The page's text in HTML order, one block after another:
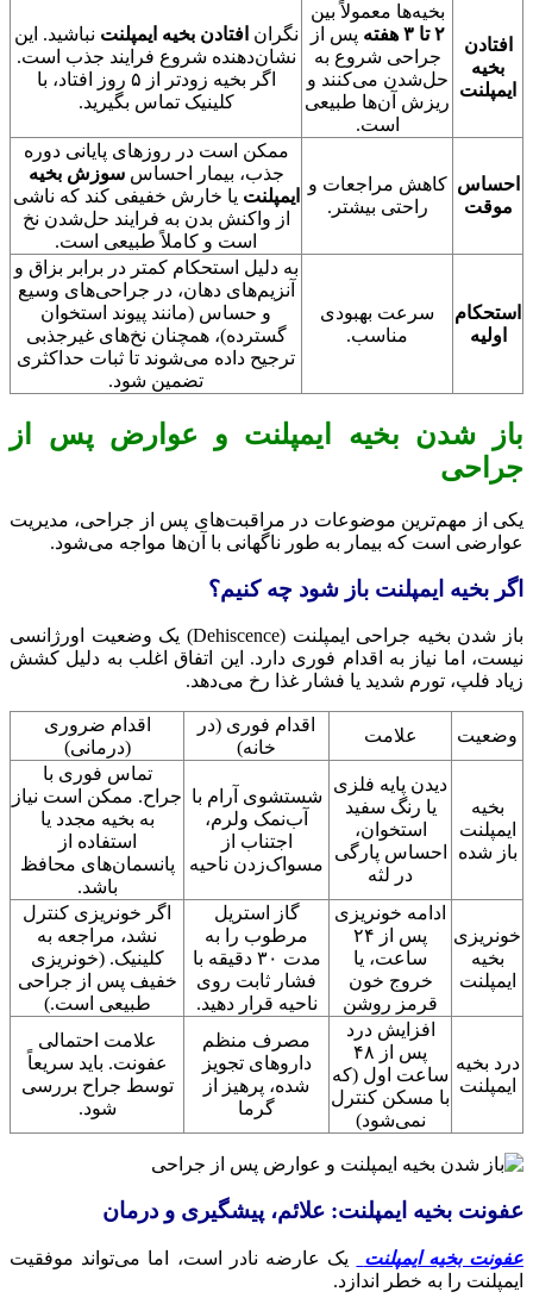
افتادن
بخیه
ایمپلنت
بخیه‌ها معمولاً بین
۲ تا ۳ هفته
پس از
جراحی شروع به
حل‌شدن می‌کنند و
ریزش آن‌ها طبیعی
است.
نگران افتادن بخیه ایمپلنت نباشید. این
نشان‌دهنده شروع فرایند جذب است.
اگر بخیه زودتر از ۵ روز افتاد، با
کلینیک تماس بگیرید.
احساس
موقت
کاهش مراجعات و
راحتی بیشتر.
ممکن است در روزهای پایانی دوره
جذب، بیمار احساسسوزش بخیه
ایمپلنت یا خارش خفیفی کند که ناشی
از واکنش بدن به فرایند حل‌شدن نخ
است و کاملاً طبیعی است.
استحکام
اولیه
سرعت بهبودی
مناسب.
به دلیل استحکام کمتر در برابر بزاق و
آنزیم‌های دهان، در جراحی‌های وسیع
و حساس (مانند پیوند استخوان
گسترده)، همچنان نخ‌های غیرجذبی
ترجیح داده می‌شوند تا ثبات حداکثری
تضمین شود.
باز شدن بخیه ایمپلنت و عوارض پس از
جراحی
یکی از مهم‌ترین موضوعات در مراقبت‌های پس از جراحی، مدیریت
عوارضی است که بیمار به طور ناگهانی با آن‌ها مواجه می‌شود.
اگر بخیه ایمپلنت باز شود چه کنیم؟
باز شدن بخیه جراحی ایمپلنت (Dehiscence) یک وضعیت اورژانسی
نیست، اما نیاز به اقدام فوری دارد. این اتفاق اغلب به دلیل کشش
زیاد فلپ، تورم شدید یا فشار غذا رخ می‌دهد.
وضعیت علامت
اقدام فوری (در
خانه)
اقدام ضروری
(درمانی)
بخیه
ایمپلنت
باز شده
دیدن پایه فلزی
یا رنگ سفید
استخوان،
احساس پارگی
در لثه
شستشوی آرام با
آب‌نمک ولرم،
اجتناب از
مسواک‌زدن ناحیه
تماس فوری با
جراح. ممکن است نیاز
به بخیه مجدد یا
استفاده از
پانسمان‌های محافظ
باشد.
خونریزی
بخیه
ایمپلنت
ادامه خونریزی
پس از ۲۴
ساعت، یا
خروج خون
قرمز روشن
گاز استریل
مرطوب را به
مدت ۳۰ دقیقه با
فشار ثابت روی
ناحیه قرار دهید.
اگر خونریزی کنترل
نشد، مراجعه به
کلینیک. (خونریزی
خفیف پس از جراحی
طبیعی است.)
درد بخیه
ایمپلنت
افزایش درد
پس از ۴۸
ساعت اول (که
با مسکن کنترل
نمی‌شود)
مصرف منظم
داروهای تجویز
شده، پرهیز از
گرما
علامت احتمالی
عفونت. باید سریعاً
توسط جراح بررسی
شود.
عفونت بخیه ایمپلنت: علائم، پیشگیری و درمان
عفونت بخیه ایمپلنت
یک عارضه نادر است، اما می‌تواند موفقیت
ایمپلنت را به خطر اندازد.